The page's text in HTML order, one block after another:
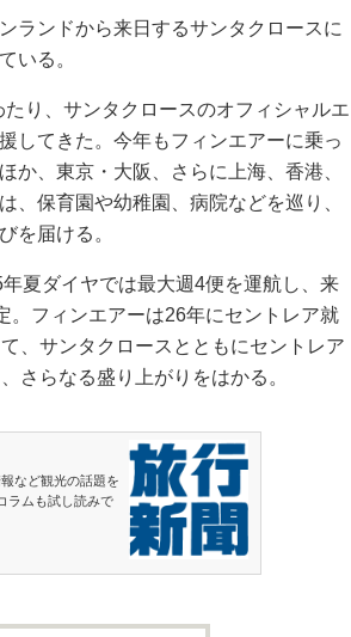
ランドから来日するサンタクロースに
いる。
り、サンタクロースのオフィシャルエ
してきた。今年もフィンエアーに乗っ
か、東京・大阪、さらに上海、香港、
、保育園や幼稚園、病院などを巡り、
を届ける。
夏ダイヤでは最大週4便を運航し、来
。フィンエアーは26年にセントレア就
、サンタクロースとともにセントレア
さらなる盛り上がりをはかる。
など観光の話題を
ラムも試し読みで